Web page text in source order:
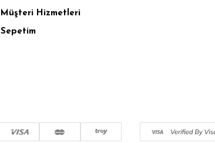
Müşteri Hizmetleri
Sepetim